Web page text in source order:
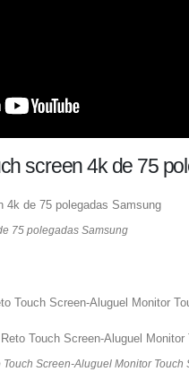
screen 4k de 75
75 polegadas Samsung
Touch Screen-Aluguel Monitor
Screen-Aluguel Monitor